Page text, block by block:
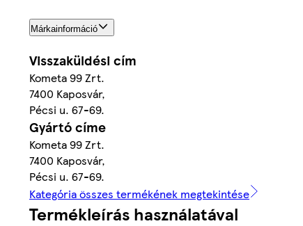
Márkainformáció
Visszaküldési cím
Kometa 99 Zrt.
7400 Kaposvár,
Pécsi u. 67-69.
Gyártó címe
Kometa 99 Zrt.
7400 Kaposvár,
Pécsi u. 67-69.
Kategória összes termékének megtekintése
Termékleírás használatával